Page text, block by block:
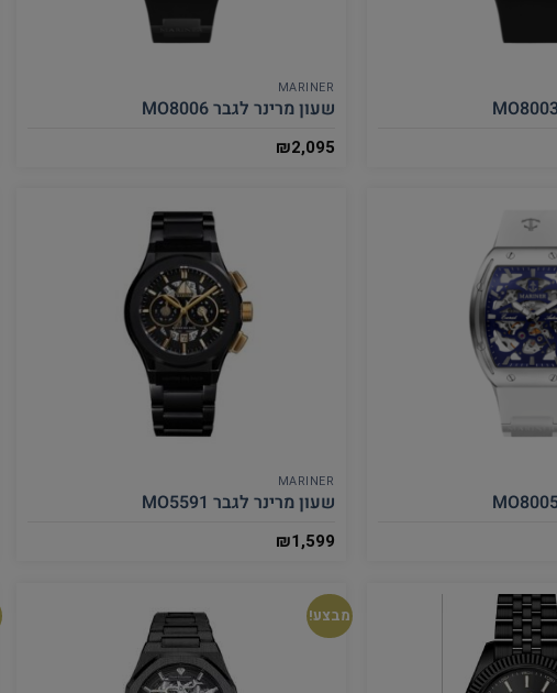
MARINER
שעון מרינר לגבר MO8006
₪2,095
MARINER
שעון מרינר לגבר MO5591
₪1,599
מבצע!